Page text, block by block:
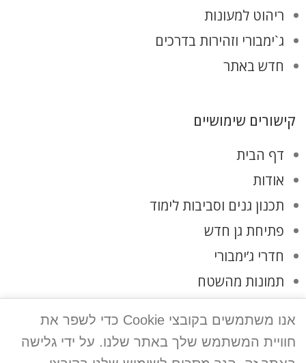
ריהוט למעונות
ג`ימבורי וזהירות בדרכים
חדש באתר
קישורים שימושיים
דף הבית
אודות
תכנון גנים וסביבות לימוד
פתיחת גן חדש
חדרי ג’ימבורי
תמונות מהשטח
מדיניות פרטיות
אנו משתמשים בקובצי Cookie כדי לשפר את
חוויית המשתמש שלך באתר שלנו. על ידי גלישה